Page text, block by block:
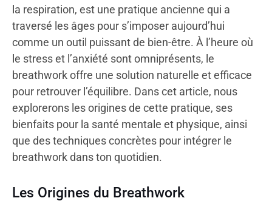
la respiration, est une pratique ancienne qui a
traversé les âges pour s’imposer aujourd’hui
comme un outil puissant de bien-être. À l’heure où
le stress et l’anxiété sont omniprésents, le
breathwork offre une solution naturelle et efficace
pour retrouver l’équilibre. Dans cet article, nous
explorerons les origines de cette pratique, ses
bienfaits pour la santé mentale et physique, ainsi
que des techniques concrètes pour intégrer le
breathwork dans ton quotidien.
Les Origines du Breathwork